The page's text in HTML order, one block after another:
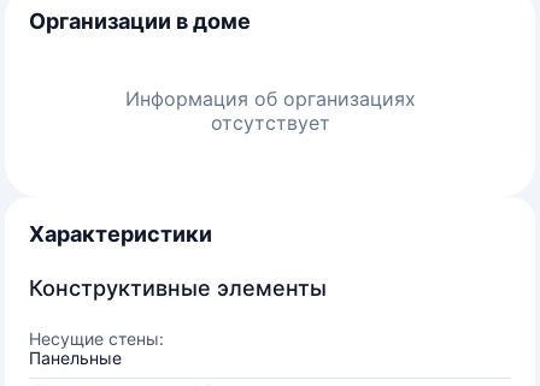
Организации в доме
Информация об организациях
отсутствует
Характеристики
Конструктивные элементы
Несущие стены:
Панельные